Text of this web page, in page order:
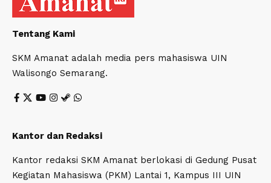
Tentang Kami
SKM Amanat adalah media pers mahasiswa UIN
Walisongo Semarang.
Kantor dan Redaksi
Kantor redaksi SKM Amanat berlokasi di Gedung Pusat
Kegiatan Mahasiswa (PKM) Lantai 1, Kampus III UIN